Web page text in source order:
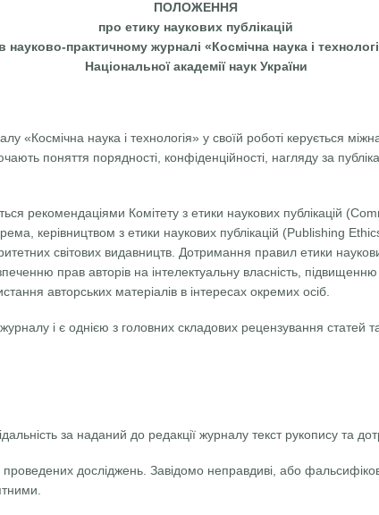
ПОЛОЖЕННЯ
про етику наукових публікацій
в науково-практичному журналі «Космічна наука і
Національної академії наук України
«Космічна наука і технологія» у своїй роботі керується
поняття порядності, конфіденційності, нагляду за
рекомендаціями Комітету з етики наукових публікацій
керівництвом з етики наукових публікацій (Publishing
світових видавництв. Дотримання правил етики
прав авторів на інтелектуальну власність,
авторських матеріалів в інтересах окремих осіб.
і є однією з головних складових рецензування статей
за наданий до редакції журналу текст рукопису та
проведених досліджень. Завідомо неправдиві, або